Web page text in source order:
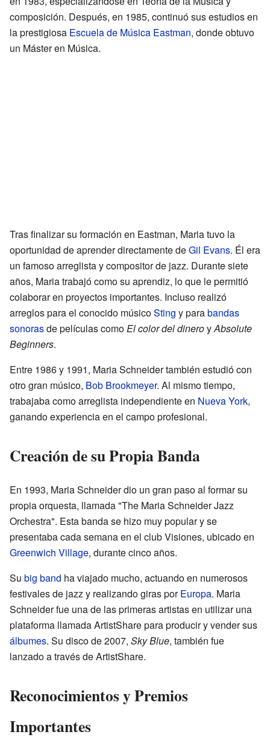
composición. Después, en 1985, continuó sus estudios en
la prestigiosa Escuela de Música Eastman, donde obtuvo
un Máster en Música.
Tras finalizar su formación en Eastman, Maria tuvo la
oportunidad de aprender directamente deGil Evans. Él era
un famoso arreglista y compositor de jazz. Durante siete
años, Maria trabajó como su aprendiz, lo que le permitió
colaborar en proyectos importantes. Incluso realizó
arreglos para el conocido músicoSting y parabandas
sonorasde películas comoEl color del dineroyAbsolute
Beginners.
Entre 1986 y 1991, Maria Schneider también estudió con
otro gran músico, Bob Brookmeyer. Al mismo tiempo,
trabajaba como arreglista independiente en Nueva York,
ganando experiencia en el campo profesional.
Creación de su Propia Banda
En 1993, Maria Schneider dio un gran paso al formar su
propia orquesta, llamada "The Maria Schneider Jazz
Orchestra". Esta banda se hizo muy popular y se
presentaba cada semana en el club Visiones, ubicado en
Greenwich Village, durante cinco años.
Su big band ha viajado mucho, actuando en numerosos
festivales de jazz y realizando giras porEuropa. Maria
Schneider fue una de las primeras artistas en utilizar una
plataforma llamada ArtistShare para producir y vender sus
álbumes. Su disco de 2007, Sky Blue, también fue
lanzado a través de ArtistShare.
Reconocimientos y Premios
Importantes